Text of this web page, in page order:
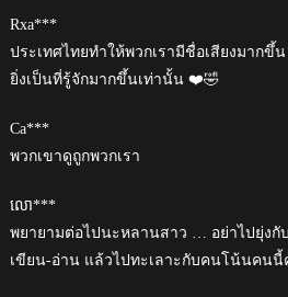
Rxa***
ประเทศไทยทำให้พวกเรามีชื่อเสียงมากขึ้
ยิ่งเป็นที่รู้จักมากขึ้นเท่านั้น ❤️🤣
Ca***
พวกเขาดูถูกพวกเรา
លោ***
พยายามต่อไปนะหลานสาว … อย่าไปยุ่งกั
เขียน-อ่าน แล้วไปทะเลาะกับคนโน้นค